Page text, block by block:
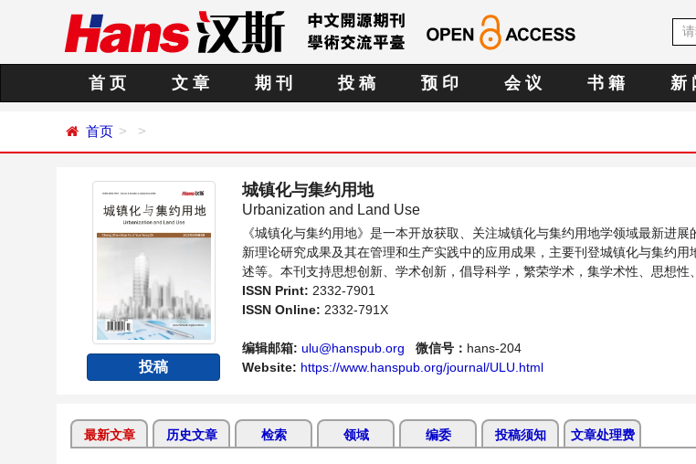
首 页 文 章 期 刊 投 稿 预 印 会 议 书 籍 新
首页
投稿
城镇化与集约用地
Urbanization and Land Use
《城镇化与集约用地》是一本开放获取、关注城镇化与集约用地学领域最新进
新理论研究成果及其在管理和生产实践中的应用成果，主要刊登城镇化与集约
述等。本刊支持思想创新、学术创新，倡导科学，繁荣学术，集学术性、思想性
的科学家、学者、科研人员提供一个传播、分享和讨论城镇化与集约用地学领域
ISSN Print: 2332-7901
ISSN Online: 2332-791X
编辑邮箱: ulu@hanspub.org 微信号： hans-204
Website: https://www.hanspub.org/journal/ULU.html
最新文章 历史文章 检索 领域 编委 投稿须知 文章处理费